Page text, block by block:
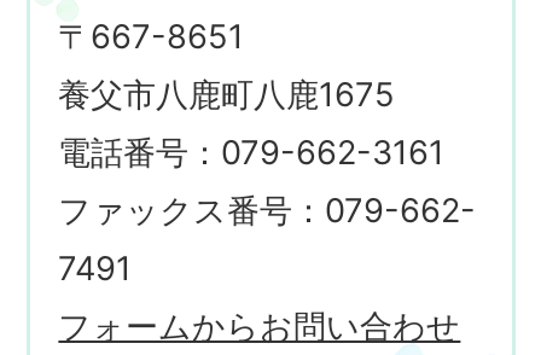
〒667-8651
養父市八鹿町八鹿1675
電話番号：079-662-3161
ファックス番号：079-662-
7491
フォームからお問い合わせ